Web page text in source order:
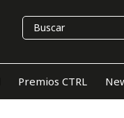
Premios CTRL